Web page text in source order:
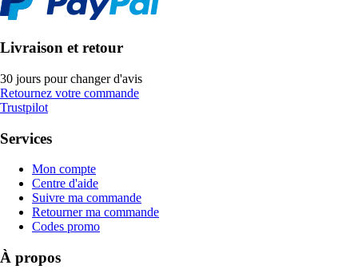
Livraison et retour
30 jours pour changer d'avis
Retournez votre commande
Trustpilot
Services
Mon compte
Centre d'aide
Suivre ma commande
Retourner ma commande
Codes promo
À propos